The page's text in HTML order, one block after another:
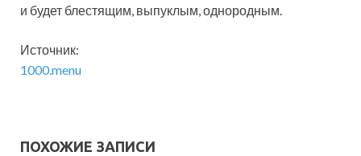
и будет блестящим, выпуклым, однородным.
Источник:
1000.menu
ПОХОЖИЕ ЗАПИСИ